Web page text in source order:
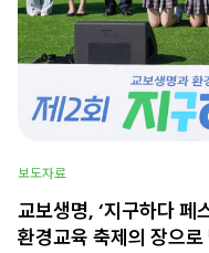
보도자료
교보생명, ‘지구하다 페
환경교육 축제의 장으로